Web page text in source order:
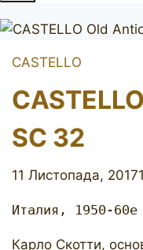
CASTELLO
SC 32
11 Листопада, 2017
Италия, 1950-60е
Карло Скотти,